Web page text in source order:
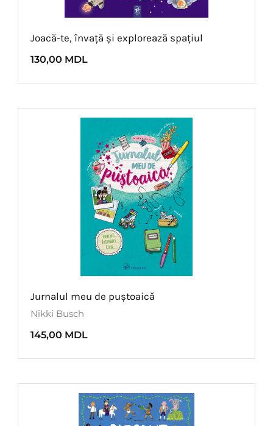
Joacă-te, învață și explorează spațiul
130,00 MDL
Jurnalul meu de puștoaică
Nikki Busch
145,00 MDL